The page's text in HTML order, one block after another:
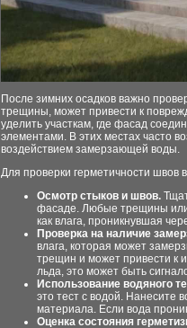
После зимних осадков важно
трещины, может привести к
уделить участкам, где фасад
элементами. В этих местах часто
воздействием замерзающей воды.
Для проверки герметичности
Осмотр стыков и швов.
фасаде. Любые трещины
как влага, проникнувшая
Проверка на наличие
влага, которая может
трещин и может привести к
льда, это может быть
Использование водяного
это тест с водой. Нанесите
материала. Если вода
Оценка состояния